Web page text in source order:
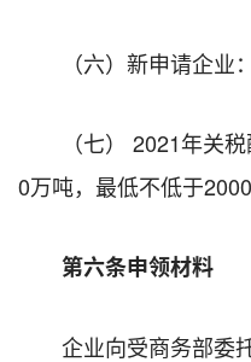
（六）新申请企业
（七） 2021年关
0万吨，最低不低于2000
第六条申领材料
企业向受商务部委